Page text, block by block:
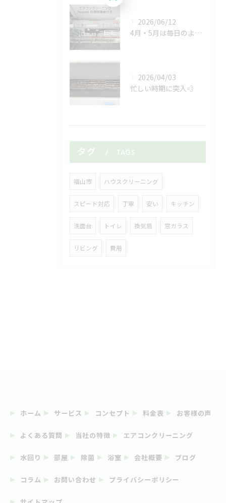
2026/06/12
4月・5月は毎日のようにマンションやアパートの空室清掃🏠✨
2026/04/03
忙しい時期に突入💨
タグ TAGS
福山市 ハウスクリーニング
スピード対応 丁寧 安い キッチン
洗面台 トイレ 換気扇 窓ガラス
リビング 費用
ホーム サービス コンセプト 料金表 お客様の声
よくある質問 当社の特徴 エアコンクリーニング
水回り 部屋 除菌 浴室 会社概要 ブログ
コラム お問い合わせ プライバシーポリシー